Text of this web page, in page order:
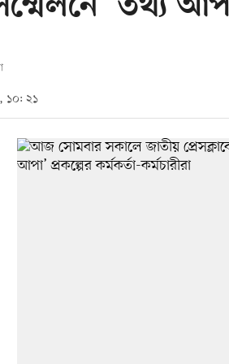
‘তথ্য
১০: ২১